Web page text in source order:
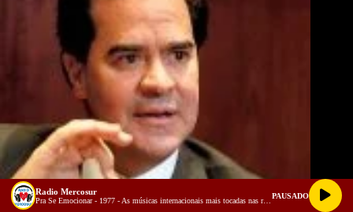
Radio Mercosur
Pra Se Emocionar - 1977 - As músicas internacionais mais tocadas nas rádios do Brasil
PAUSADO